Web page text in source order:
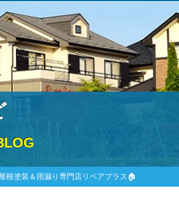
根塗装＆雨漏り専門店リペアプラス🏠